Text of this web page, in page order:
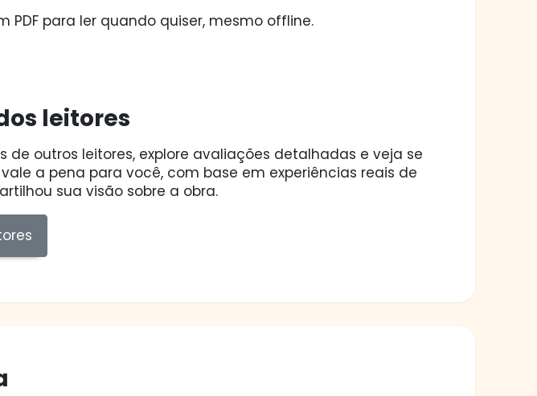
PDF para ler quando quiser, mesmo offline.
leitores
de outros leitores, explore avaliações detalhadas e veja se
a pena para você, com base em experiências reais de
sua visão sobre a obra.